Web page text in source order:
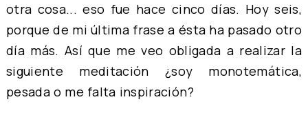
otra cosa... eso fue hace cinco días. Hoy seis,
porque de mi última frase a ésta ha pasado otro
día más. Así que me veo obligada a realizar la
siguiente meditación ¿soy monotemática,
pesada o me falta inspiración?